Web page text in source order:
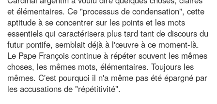
et élémentaires. Ce "processus de condensation", cette
aptitude à se concentrer sur les points et les mots
essentiels qui caractérisera plus tard tant de discours du
futur pontife, semblait déjà à l'œuvre à ce moment-là.
Le Pape François continue à répéter souvent les mêmes
choses, les mêmes mots, élémentaires. Toujours les
mêmes. C'est pourquoi il n'a même pas été épargné par
les accusations de "répétitivité".